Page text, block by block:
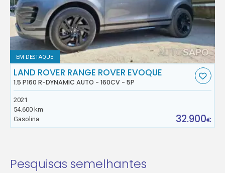
EM DESTAQUE
LAND ROVER RANGE ROVER EVOQUE
1.5 P160 R-DYNAMIC AUTO - 160CV - 5P
2021
54.600 km
Gasolina
32.900€
Pesquisas semelhantes